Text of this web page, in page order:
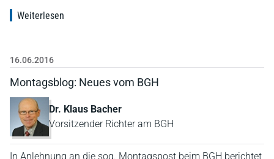
Weiterlesen
16.06.2016
Montagsblog: Neues vom BGH
Dr. Klaus Bacher
Vorsitzender Richter am BGH
In Anlehnung an die sog. Montagspost beim BGH berichtet